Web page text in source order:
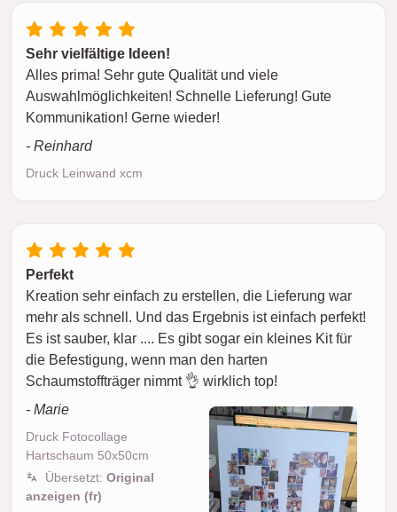
Sehr vielfältige Ideen!
Alles prima! Sehr gute Qualität und viele
Auswahlmöglichkeiten! Schnelle Lieferung! Gute
Kommunikation! Gerne wieder!
- Reinhard
Druck Leinwand xcm
Perfekt
Kreation sehr einfach zu erstellen, die Lieferung war
mehr als schnell. Und das Ergebnis ist einfach perfekt!
Es ist sauber, klar .... Es gibt sogar ein kleines Kit für
die Befestigung, wenn man den harten
Schaumstoffträger nimmt 👌 wirklich top!
- Marie
Druck Fotocollage
Hartschaum 50x50cm
Übersetzt: Original
anzeigen (fr)